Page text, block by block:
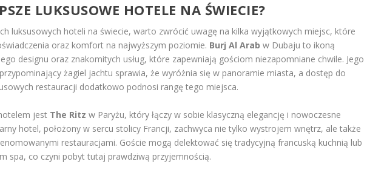
LUKSUSOWE HOTELE NA ŚWIECIE?
luksusowych hoteli na świecie, warto zwrócić uwagę na kilka wyjątkowych miejsc, które
oraz komfort na najwyższym poziomie. Burj Al Arab w Dubaju to ikoną
designu oraz znakomitych usług, które zapewniają gościom niezapomniane chwile. Jego
żagiel jachtu sprawia, że wyróżnia się w panoramie miasta, a dostęp do
restauracji dodatkowo podnosi rangę tego miejsca.
jest The Ritz w Paryżu, który łączy w sobie klasyczną elegancję i nowoczesne
hotel, położony w sercu stolicy Francji, zachwyca nie tylko wystrojem wnętrz, ale także
restauracjami. Goście mogą delektować się tradycyjną francuską kuchnią lub
spa, co czyni pobyt tutaj prawdziwą przyjemnością.